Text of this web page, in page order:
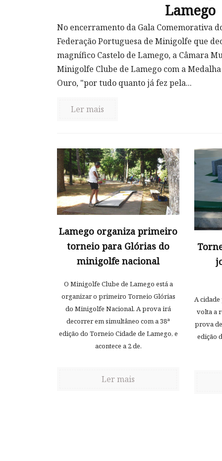
Lamego
No encerramento da Gala Comemorativa
Federação Portuguesa de Minigolfe que
magnífico Castelo de Lamego, a Câmara
Minigolfe Clube de Lamego com a
Ouro, "por tudo quanto já fez pela...
Ler mais
Lamego organiza primeiro
torneio para Glórias do
minigolfe nacional
O Minigolfe Clube de Lamego está a
organizar o primeiro Torneio Glórias
do Minigolfe Nacional. A prova irá
decorrer em simultâneo com a 38ª
edição do Torneio Cidade de Lamego, e
acontece a 2 de.
Ler mais
A
volta a
prova
edição